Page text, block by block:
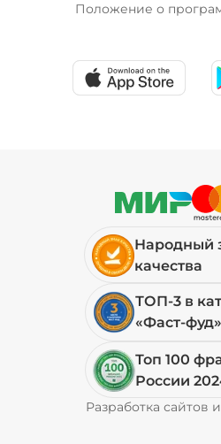
Положение о
Народный
качества
ТОП-3 в
«Фаст-
Топ 100
России
Разработка сайтов